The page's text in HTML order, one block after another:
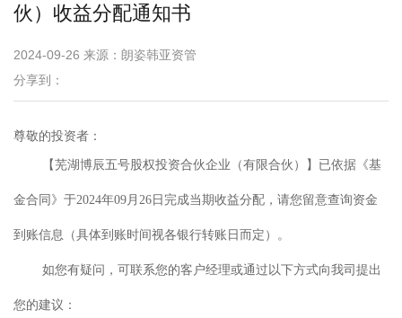
伙）收益分配通知书
2024-09-26 来源：朗姿韩亚资管
分享到：
尊敬的投资者：
【芜湖博辰五号股权投资合伙企业（有限合伙）】已依据《基
金合同》于2024年09月26日完成当期收益分配，请您留意查询资金
到账信息（具体到账时间视各银行转账日而定）。
如您有疑问，可联系您的客户经理或通过以下方式向我司提出
您的建议：